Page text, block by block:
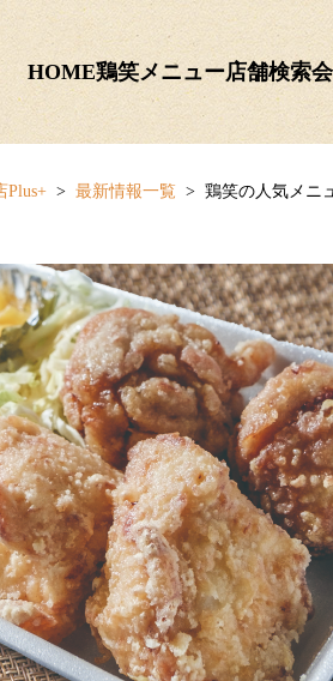
HOME鶏笑メニュー店舗検索
Plus+ 最新情報一覧 鶏笑の人気メニ